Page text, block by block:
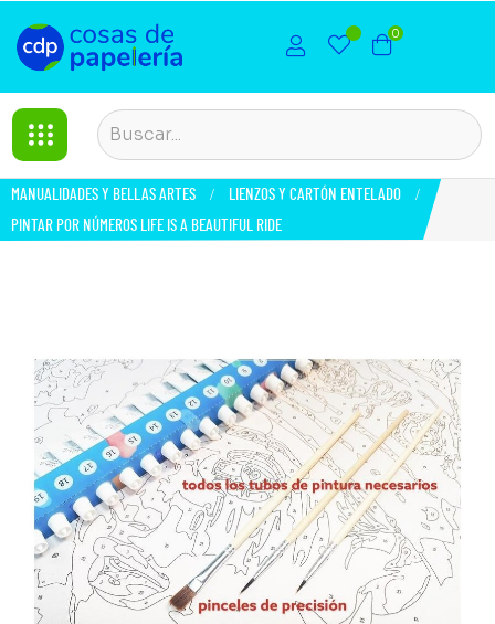
0
MANUALIDADES Y BELLAS ARTES
LIENZOS Y CARTÓN ENTELADO
PINTAR POR NÚMEROS LIFE IS A BEAUTIFUL RIDE